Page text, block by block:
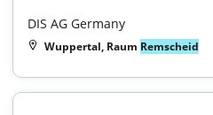
DIS AG Germany
Wuppertal, Raum Remscheid